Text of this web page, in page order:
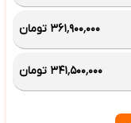
۳۶۱٬۹۰۰٬۰۰۰ تومان
۳۴۱٬۵۰۰٬۰۰۰ تومان